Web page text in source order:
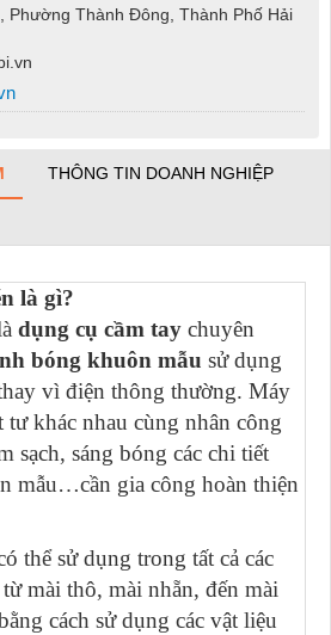
Phường Thành Đông, Thành Phố Hải
THÔNG TIN DOANH NGHIỆP
là gì?
dụng cụ cầm tay chuyên
bóng khuôn mẫu sử dụng
vì điện thông thường. Máy
tư khác nhau cùng nhân công
sạch, sáng bóng các chi tiết
mẫu…cần gia công hoàn thiện
thể sử dụng trong tất cả các
mài thô, mài nhẵn, đến mài
cách sử dụng các vật liệu